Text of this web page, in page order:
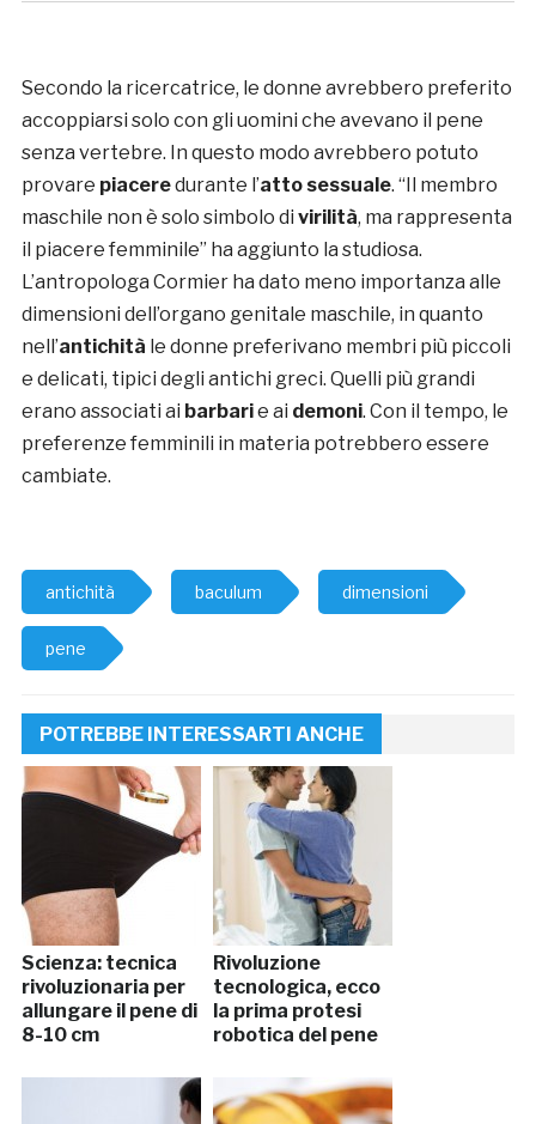
Secondo la ricercatrice, le donne avrebbero preferito
accoppiarsi solo con gli uomini che avevano il pene
senza vertebre. In questo modo avrebbero potuto
provare piaceredurante l’atto sessuale. “Il membro
maschile non è solo simbolo di virilità, ma rappresenta
il piacere femminile” ha aggiunto la studiosa.
L’antropologa Cormier ha dato meno importanza alle
dimensioni dell’organo genitale maschile, in quanto
nell’antichità le donne preferivano membri più piccoli
e delicati, tipici degli antichi greci. Quelli più grandi
erano associati ai barbarie ai demoni. Con il tempo, le
preferenze femminili in materia potrebbero essere
cambiate.
antichità baculum dimensioni
pene
POTREBBE INTERESSARTI ANCHE
Scienza: tecnica
rivoluzionaria per
allungare il pene di
8-10 cm
Rivoluzione
tecnologica, ecco
la prima protesi
robotica del pene